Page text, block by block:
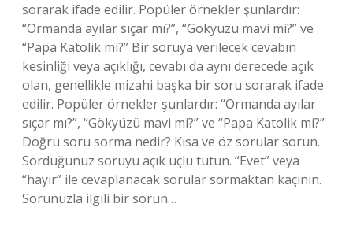
sorarak ifade edilir. Popüler örnekler şunlardır:
“Ormanda ayılar sıçar mı?”, “Gökyüzü mavi mi?” ve
“Papa Katolik mi?” Bir soruya verilecek cevabın
kesinliği veya açıklığı, cevabı da aynı derecede açık
olan, genellikle mizahi başka bir soru sorarak ifade
edilir. Popüler örnekler şunlardır: “Ormanda ayılar
sıçar mı?”, “Gökyüzü mavi mi?” ve “Papa Katolik mi?”
Doğru soru sorma nedir? Kısa ve öz sorular sorun.
Sorduğunuz soruyu açık uçlu tutun. “Evet” veya
“hayır” ile cevaplanacak sorular sormaktan kaçının.
Sorunuzla ilgili bir sorun…